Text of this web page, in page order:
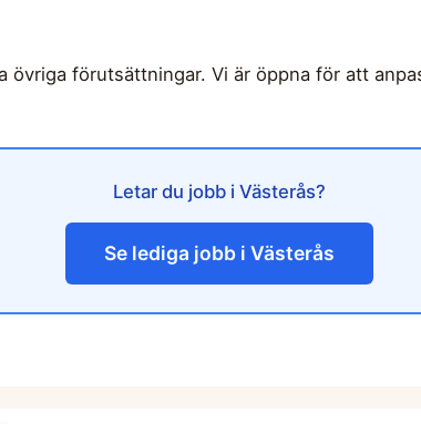
övriga förutsättningar. Vi är öppna för att
Letar du jobb i Västerås?
Se lediga jobb i Västerås